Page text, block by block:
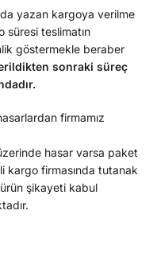
yazan kargoya verilme
teslimatın
göstermekle beraber
sonraki süreç
firmamız
hasar varsa paket
kargo firmasında tutanak
ürün şikayeti kabul